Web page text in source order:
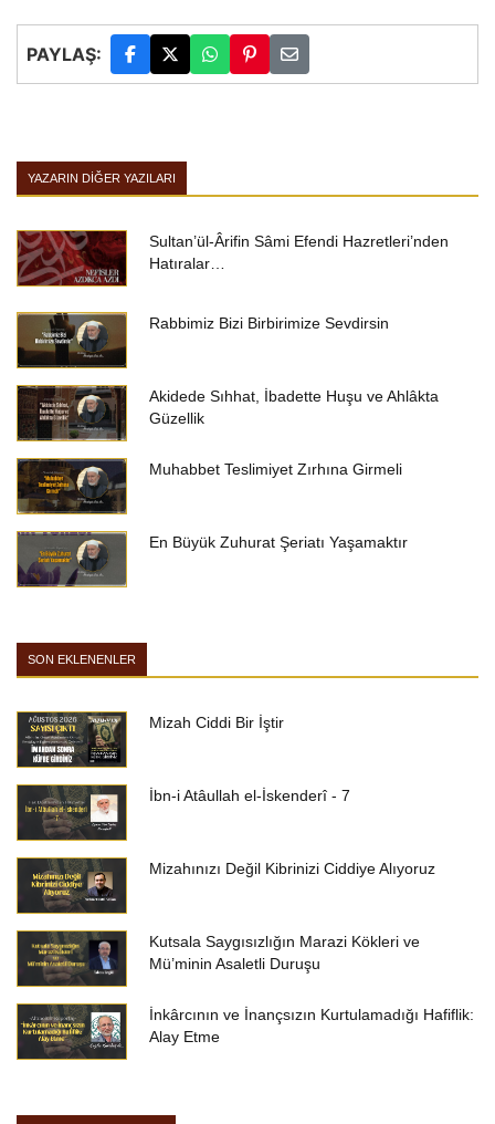
PAYLAŞ:
YAZARIN DIĞER YAZILARI
Sultan’ül-Ârifin Sâmi Efendi Hazretleri’nden
Hatıralar…
Rabbimiz Bizi Birbirimize Sevdirsin
Akidede Sıhhat, İbadette Huşu ve Ahlâkta
Güzellik
Muhabbet Teslimiyet Zırhına Girmeli
En Büyük Zuhurat Şeriatı Yaşamaktır
SON EKLENENLER
Mizah Ciddi Bir İştir
İbn-i Atâullah el-İskenderî - 7
Mizahınızı Değil Kibrinizi Ciddiye Alıyoruz
Kutsala Saygısızlığın Marazi Kökleri ve
Mü’minin Asaletli Duruşu
İnkârcının ve İnançsızın Kurtulamadığı Hafiflik:
Alay Etme